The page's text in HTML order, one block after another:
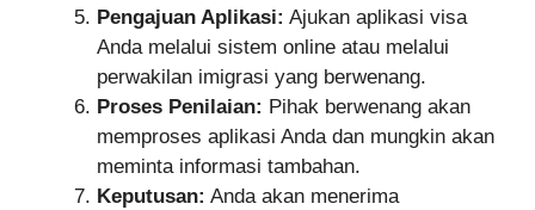
Pengajuan Aplikasi: Ajukan aplikasi visa
Anda melalui sistem online atau melalui
perwakilan imigrasi yang berwenang.
Proses Penilaian: Pihak berwenang akan
memproses aplikasi Anda dan mungkin akan
meminta informasi tambahan.
Keputusan: Anda akan menerima